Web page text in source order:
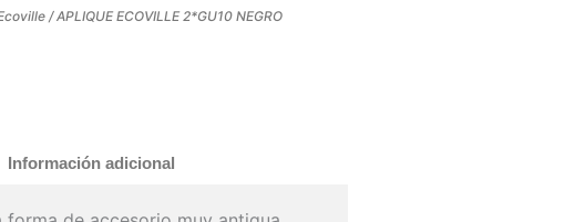
/ APLIQUE ECOVILLE 2*GU10 NEGRO
Información adicional